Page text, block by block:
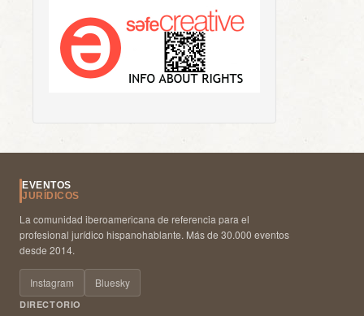
EVENTOS
JURÍDICOS
La comunidad iberoamericana de referencia para el
profesional jurídico hispanohablante. Más de 30.000 eventos
desde 2014.
Instagram Bluesky
DIRECTORIO